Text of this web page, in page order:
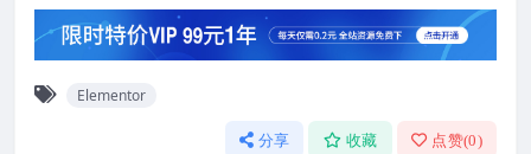
Elementor
分享 收藏 点赞(0)